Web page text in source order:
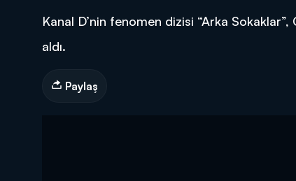
DİĞER
Kanal D’nin fenomen dizisi “Arka
aldı.
Paylaş